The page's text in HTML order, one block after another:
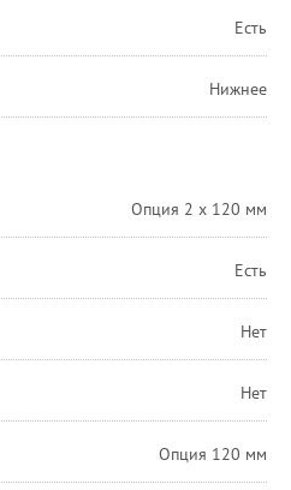
Есть
Нижнее
Опция 2 х 120 мм
Есть
Нет
Нет
Опция 120 мм